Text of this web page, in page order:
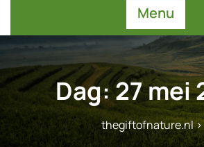
Menu
Dag:27 mei
thegiftofnature.nl